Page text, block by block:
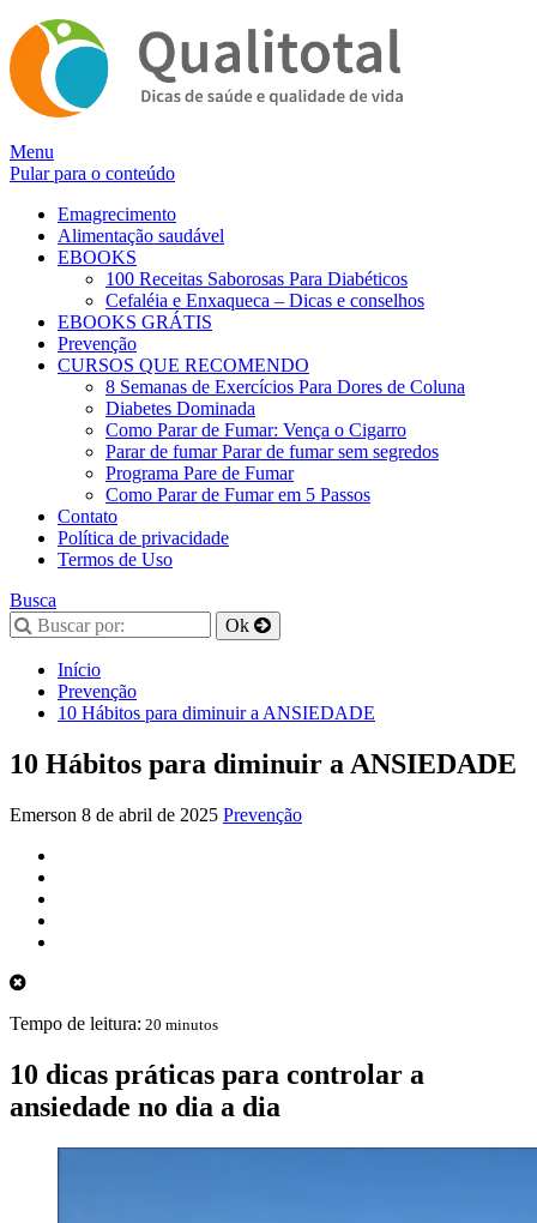
Alternar
navegação
Menu
Pular para o conteúdo
Emagrecimento
Alimentação saudável
EBOOKS
100 Receitas Saborosas Para Diabéticos
Cefaléia e Enxaqueca – Dicas e conselhos
EBOOKS GRÁTIS
Prevenção
CURSOS QUE RECOMENDO
8 Semanas de Exercícios Para Dores de Coluna
Diabetes Dominada
Como Parar de Fumar: Vença o Cigarro
Parar de fumar Parar de fumar sem segredos
Programa Pare de Fumar
Como Parar de Fumar em 5 Passos
Contato
Política de privacidade
Termos de Uso
Busca
Início
Prevenção
10 Hábitos para diminuir a ANSIEDADE
10 Hábitos para diminuir a ANSIEDADE
Emerson 8 de abril de 2025 Prevenção
Tempo de leitura: 20 minutos
10 dicas práticas para controlar a
ansiedade no dia a dia